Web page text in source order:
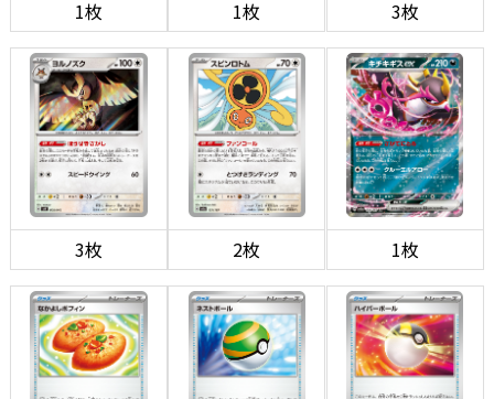
1枚 1枚 3枚
3枚 2枚 1枚